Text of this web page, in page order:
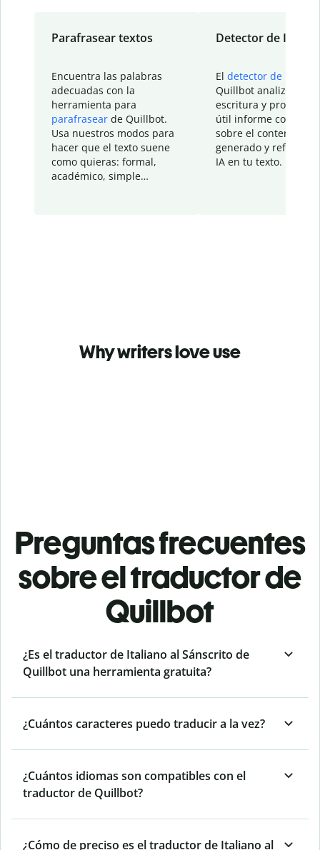
Parafrasear textos
Encuentra las palabras
adecuadas con la
herramienta para
parafrasear de Quillbot.
Usa nuestros modos para
hacer que el texto suene
como quieras: formal,
académico, simple…
Detector de IA
El detector de IA
Quillbot analiza tu
escritura y
útil informe con
sobre el contenido
generado y refinado
IA en tu texto.
Why writers love use
Preguntas frecuentes
sobre el traductor de
Quillbot
¿Es el traductor de Italiano al Sánscrito de
Quillbot una herramienta gratuita?
¿Cuántos caracteres puedo traducir a la vez?
¿Cuántos idiomas son compatibles con el
traductor de Quillbot?
¿Cómo de preciso es el traductor de Italiano al